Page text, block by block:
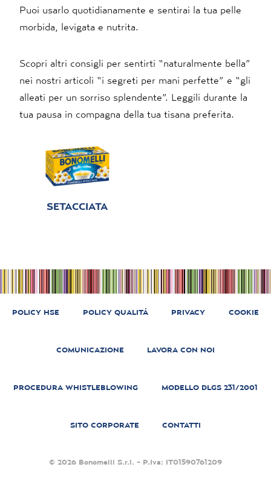
Puoi usarlo quotidianamente e sentirai la tua pelle
morbida, levigata e nutrita.
Scopri altri consigli per sentirti “naturalmente bella”
nei nostri articoli “i segreti per mani perfette” e “gli
alleati per un sorriso splendente”. Leggili durante la
tua pausa in compagna della tua tisana preferita.
SETACCIATA
POLICY HSE POLICY QUALITÁ PRIVACY COOKIE
COMUNICAZIONE LAVORA CON NOI
PROCEDURA WHISTLEBLOWING MODELLO DLGS 231/2001
SITO CORPORATE CONTATTI
© 2026 Bonomelli S.r.l. - P.Iva: IT01590761209